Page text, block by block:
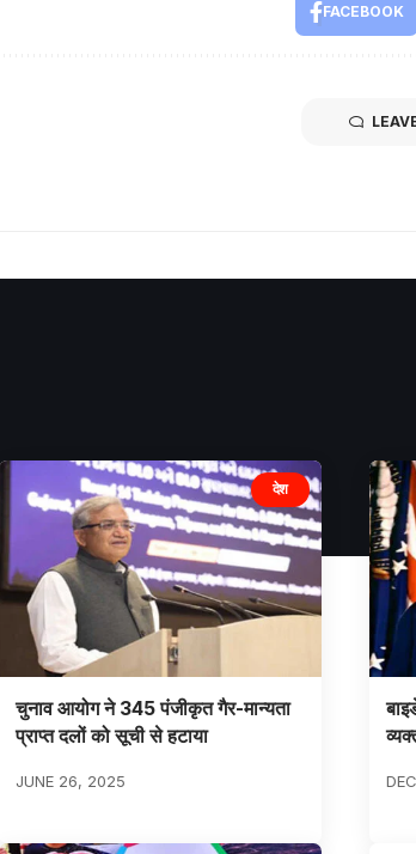
FACEBOOK
देश
चुनाव आयोग ने 345 पंजीकृत गैर-मान्यता
प्राप्त दलों को सूची से हटाया
JUNE 26, 2025